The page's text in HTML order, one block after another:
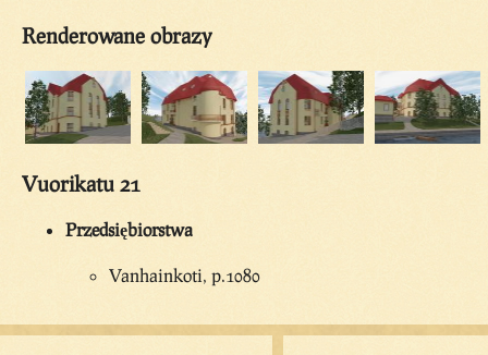
Renderowane obrazy
Vuorikatu 21
Przedsiębiorstwa
Vanhainkoti, p.1080